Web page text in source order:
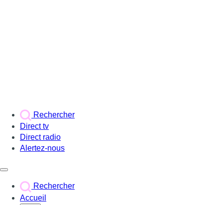
Rechercher
Direct tv
Direct radio
Alertez-nous
Rechercher
Accueil